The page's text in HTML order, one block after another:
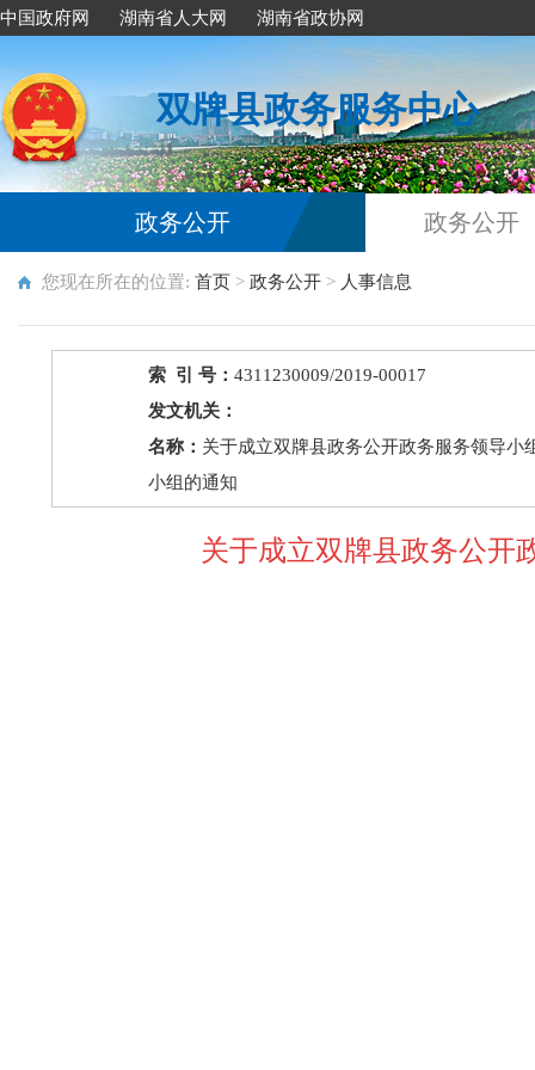
中国政府网 湖南省人大网 湖南省政协网
双牌县政务服务中心
政务公开 政务公开
您现在所在的位置: 首页 > 政务公开 > 人事信息
索 引 号：4311230009/2019-00017
发文机关：
名称： 关于成立双牌县政务公开政务服务领导小
小组的通知
关于成立双牌县政务公开